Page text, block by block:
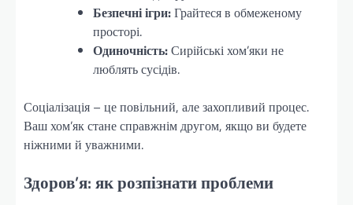
Безпечні ігри:Грайтеся в обмеженому
просторі.
Одиночність:Сирійські хом’яки не
люблять сусідів.
Соціалізація – це повільний, але захопливий процес.
Ваш хом’як стане справжнім другом, якщо ви будете
ніжними й уважними.
Здоров’я: як розпізнати проблеми